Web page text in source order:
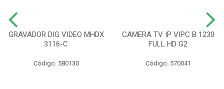
GRAVADOR DIG VIDEO MHDX
3116-C
Código: 580130
CAMERA TV IP VIPC B 1230
FULL HD G2
Código: 570041